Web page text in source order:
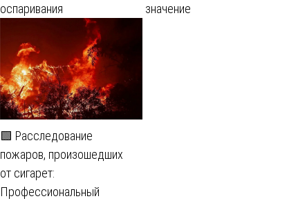
оспаривания
значение
🟩 Расследование
пожаров, произошедших
от сигарет:
Профессиональный